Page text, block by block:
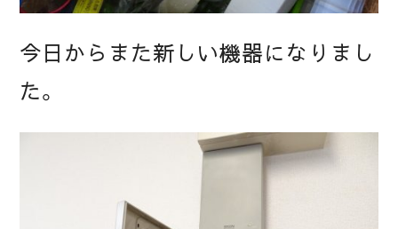
今日からまた新しい機器になりまし
た。